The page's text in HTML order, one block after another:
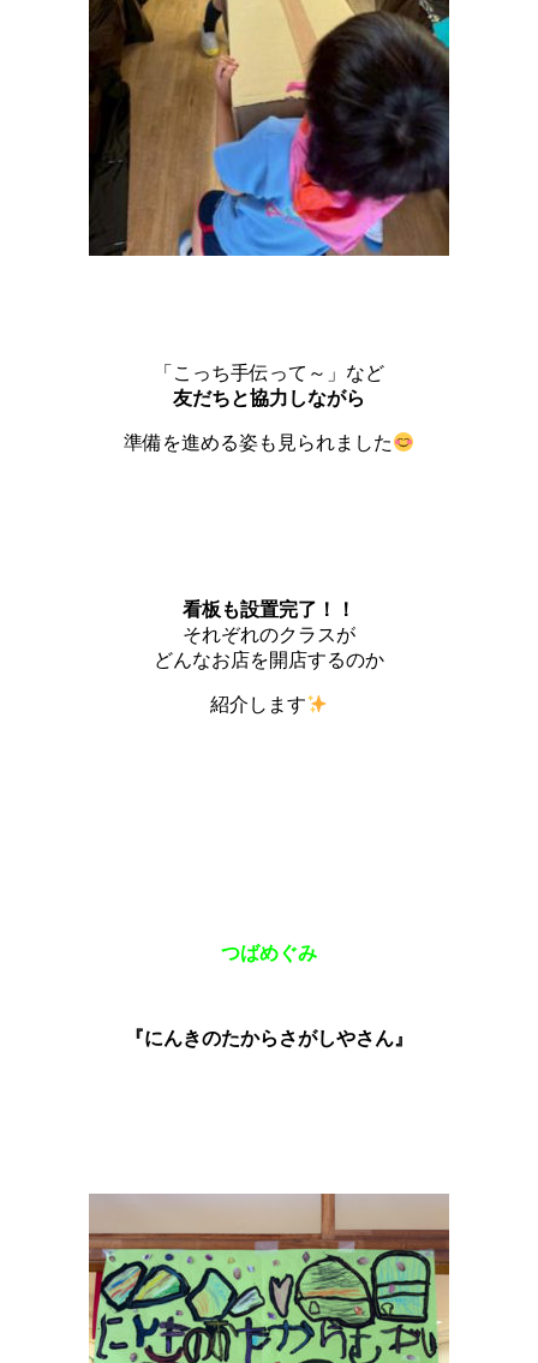
「こっち手伝って～」など
友だちと協力しながら
準備を進める姿も見られました
看板も設置完了！！
それぞれのクラスが
どんなお店を開店するのか
紹介します
つばめぐみ
『にんきのたからさがしやさん』